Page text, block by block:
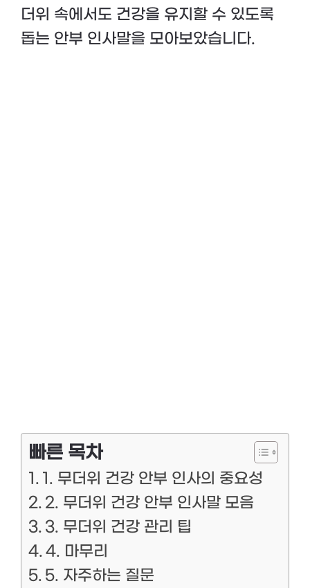
더위 속에서도 건강을 유지할 수 있도록
돕는 안부 인사말을 모아보았습니다.
빠른 목차
1. 무더위 건강 안부 인사의 중요성
2. 무더위 건강 안부 인사말 모음
3. 무더위 건강 관리 팁
4. 마무리
5. 자주하는 질문